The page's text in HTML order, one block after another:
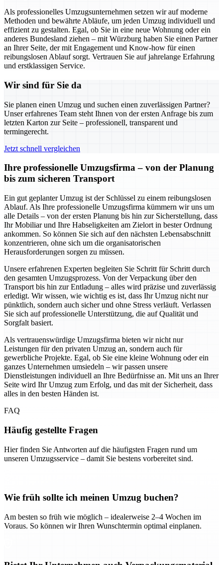
Als professionelles Umzugsunternehmen setzen wir auf moderne
Methoden und bewährte Abläufe, um jeden Umzug individuell und
effizient zu gestalten. Egal, ob Sie in eine neue Wohnung oder ein
anderes Bundesland ziehen – mit Würzburg haben Sie einen Partner
an Ihrer Seite, der mit Engagement und Know-how für einen
reibungslosen Ablauf sorgt. Vertrauen Sie auf jahrelange Erfahrung
und erstklassigen Service.
Wir sind für Sie da
Sie planen einen Umzug und suchen einen zuverlässigen Partner?
Unser erfahrenes Team steht Ihnen von der ersten Anfrage bis zum
letzten Karton zur Seite – professionell, transparent und
termingerecht.
Jetzt schnell vergleichen
Ihre professionelle Umzugsfirma – von der Planung
bis zum sicheren Transport
Ein gut geplanter Umzug ist der Schlüssel zu einem reibungslosen
Ablauf. Als Ihre professionelle Umzugsfirma kümmern wir uns um
alle Details – von der ersten Planung bis hin zur Sicherstellung, dass
Ihr Mobiliar und Ihre Habseligkeiten am Zielort in bester Ordnung
ankommen. So können Sie sich auf den nächsten Lebensabschnitt
konzentrieren, ohne sich um die organisatorischen
Herausforderungen sorgen zu müssen.
Unsere erfahrenen Experten begleiten Sie Schritt für Schritt durch
den gesamten Umzugsprozess. Von der Verpackung über den
Transport bis hin zur Entladung – alles wird präzise und zuverlässig
erledigt. Wir wissen, wie wichtig es ist, dass Ihr Umzug nicht nur
pünktlich, sondern auch sicher und ohne Stress verläuft. Verlassen
Sie sich auf professionelle Unterstützung, die auf Qualität und
Sorgfalt basiert.
Als vertrauenswürdige Umzugsfirma bieten wir nicht nur
Leistungen für den privaten Umzug an, sondern auch für
gewerbliche Projekte. Egal, ob Sie eine kleine Wohnung oder ein
ganzes Unternehmen umsiedeln – wir passen unsere
Dienstleistungen individuell an Ihre Bedürfnisse an. Mit uns an Ihrer
Seite wird Ihr Umzug zum Erfolg, und das mit der Sicherheit, dass
alles in den besten Händen ist.
FAQ
Häufig gestellte Fragen
Hier finden Sie Antworten auf die häufigsten Fragen rund um
unseren Umzugsservice – damit Sie bestens vorbereitet sind.
Wie früh sollte ich meinen Umzug buchen?
Am besten so früh wie möglich – idealerweise 2–4 Wochen im
Voraus. So können wir Ihren Wunschtermin optimal einplanen.